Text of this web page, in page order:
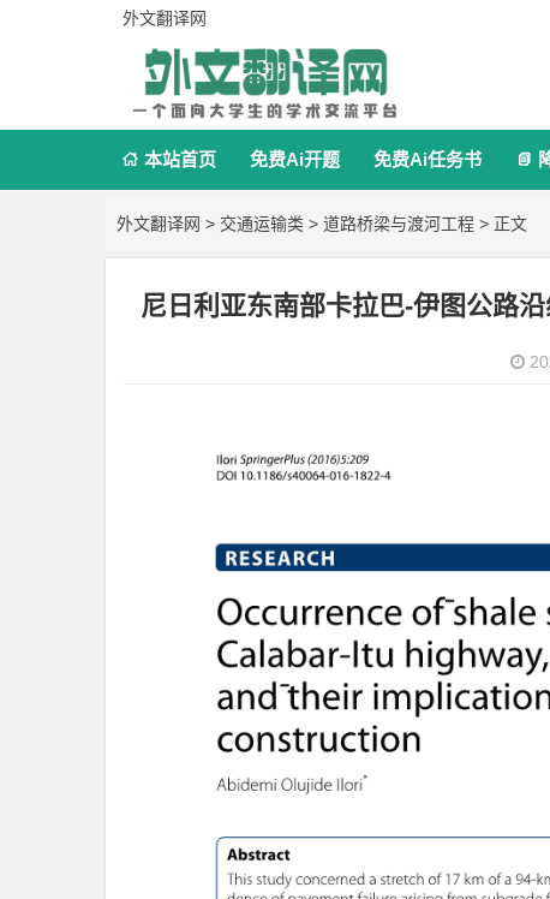
外文翻译网
 本站首页 免费Ai开题 免费Ai任务书 
外文翻译网 > 交通运输类 > 道路桥梁与渡河工程 > 正文
尼日利亚东南部卡拉巴-伊图公路